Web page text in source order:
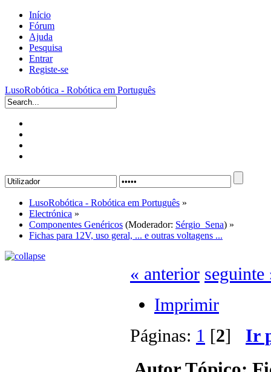
Início
Fórum
Ajuda
Pesquisa
Entrar
Registe-se
LusoRobótica - Robótica em Português
LusoRobótica - Robótica em Português »
Electrónica »
Componentes Genéricos (Moderador: Sérgio_Sena) »
Fichas para 12V, uso geral, ... e outras voltagens ...
« anterior seguinte
Imprimir
Páginas: 1 [2] Ir